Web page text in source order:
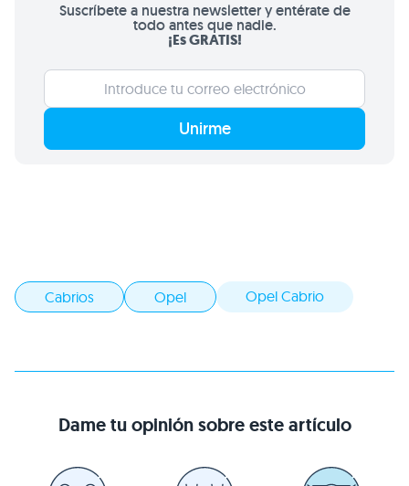
Suscríbete a nuestra newsletter y entérate de
todo antes que nadie.
¡Es GRATIS!
Unirme
Cabrios Opel Opel Cabrio
Dame tu opinión sobre este artículo